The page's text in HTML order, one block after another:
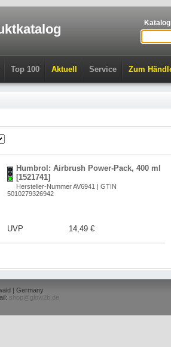
Top 100 Aktuell Service Zum
Humbrol: Airbrush Power-Pack, 400 ml
[1521741]
Hersteller-Nummer AV6941 | GTIN
5010279326942
UVP 14,49 €
| Germany
shop@glow2b.de